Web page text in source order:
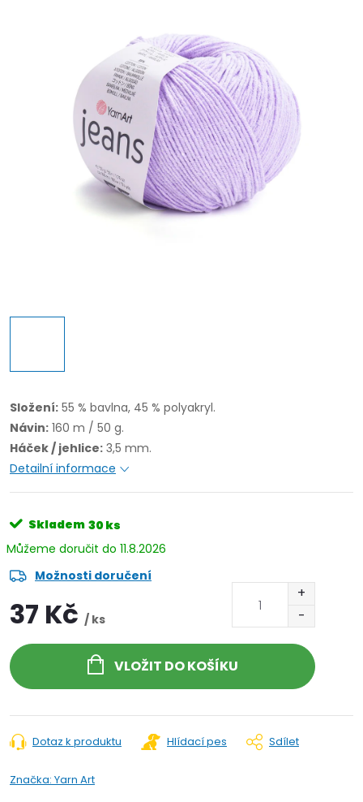
Složení: 55 % bavlna, 45 % polyakryl.
Návin: 160 m / 50 g.
Háček / jehlice: 3,5 mm.
Detailní informace
Skladem 30 ks
11.8.2026
Možnosti doručení
37 Kč / ks
VLOŽIT DO KOŠÍKU
Dotaz k produktu Hlídací pes Sdílet
Značka: Yarn Art